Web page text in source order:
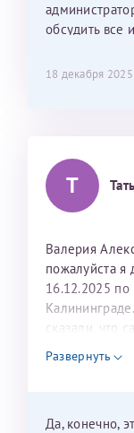
лёгкое и
персонал
Рафаильевичу,
Темирбулатов
обсудить все
18 декабря 2025
Т
Валерия
пожалуйста я
16.12.2025
сказали, что
недель и 3
Можно мне
Развернуть
Да, конечно,